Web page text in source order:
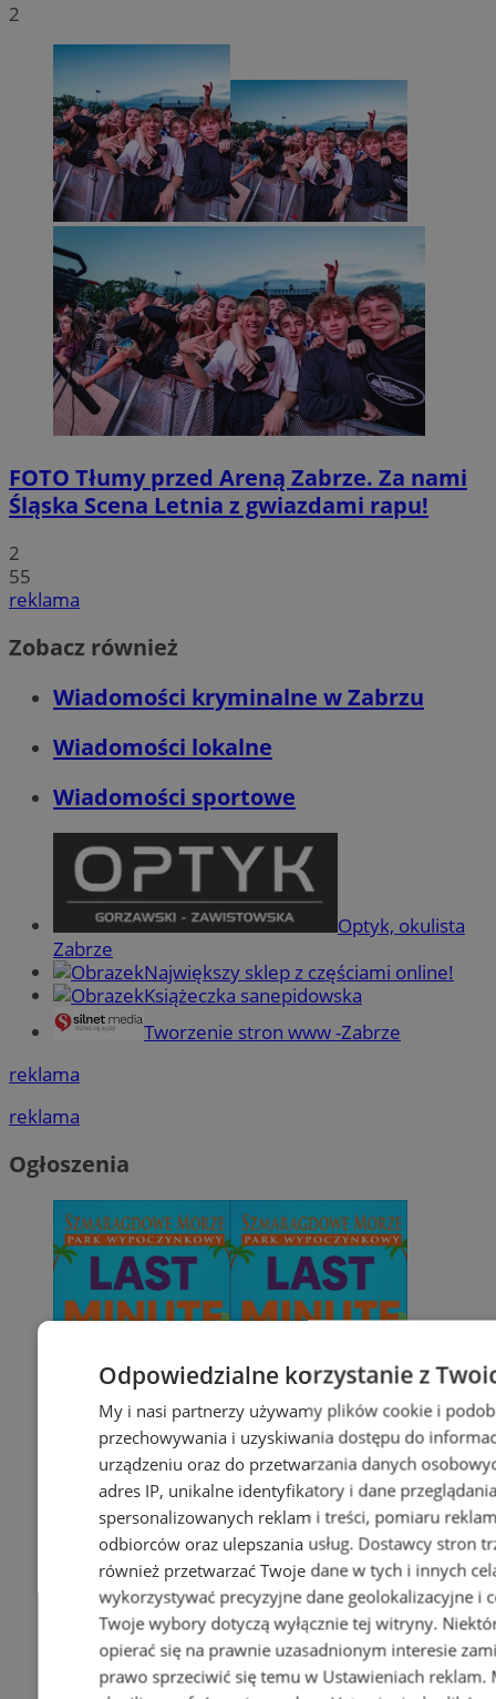
2
FOTO Tłumy przed Areną Zabrze. Za nami
Śląska Scena Letnia z gwiazdami rapu!
2
55
reklama
Zobacz również
Wiadomości kryminalne w Zabrzu
Wiadomości lokalne
Wiadomości sportowe
Optyk, okulista
Zabrze
Największy sklep z częściami online!
Książeczka sanepidowska
Tworzenie stron www -Zabrze
reklama
reklama
Ogłoszenia
Odpowiedzialne korzystanie z
My i nasi partnerzy używamy plików cookie i
przechowywania i uzyskiwania dostępu do
urządzeniu oraz do przetwarzania danych
adres IP, unikalne identyfikatory i dane
spersonalizowanych reklam i treści, pomiaru
odbiorców oraz ulepszania usług. Dostawcy stron
również przetwarzać Twoje dane w tych i innych
wykorzystywać precyzyjne dane geolokalizacyjne i
Twoje wybory dotyczą wyłącznie tej witryny.
opierać się na prawnie uzasadnionym interesie
prawo sprzeciwić się temu w Ustawieniach reklam.